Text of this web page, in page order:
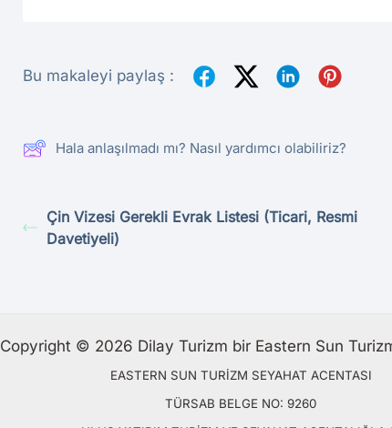
Bu makaleyi paylaş :
Hala anlaşılmadı mı? Nasıl yardımcı olabiliriz?
Çin Vizesi Gerekli Evrak Listesi (Ticari, Resmi
Davetiyeli)
Copyright © 2026 Dilay Turizm bir Eastern Sun Turizm
EASTERN SUN TURİZM SEYAHAT ACENTASI
TÜRSAB BELGE NO: 9260